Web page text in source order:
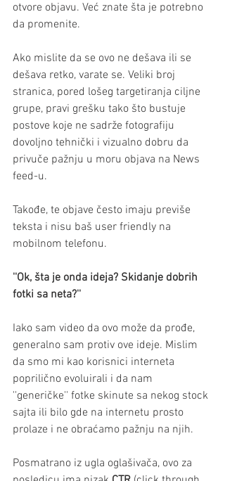
otvore objavu. Već znate šta je potrebno
da promenite.
Ako mislite da se ovo ne dešava ili se
dešava retko, varate se. Veliki broj
stranica, pored lošeg targetiranja ciljne
grupe, pravi grešku tako što bustuje
postove koje ne sadrže fotografiju
dovoljno tehnički i vizualno dobru da
privuče pažnju u moru objava na News
feed-u.
Takođe, te objave često imaju previše
teksta i nisu baš user friendly na
mobilnom telefonu.
''Ok, šta je onda ideja? Skidanje dobrih
fotki sa neta?''
Iako sam video da ovo može da prođe,
generalno sam protiv ove ideje. Mislim
da smo mi kao korisnici interneta
poprilično evoluirali i da nam
''generičke'' fotke skinute sa nekog stock
sajta ili bilo gde na internetu prosto
prolaze i ne obraćamo pažnju na njih.
Posmatrano iz ugla oglašivača, ovo za